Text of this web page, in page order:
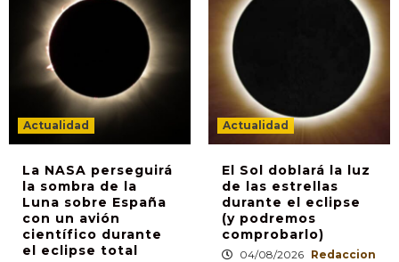
Actualidad
La NASA perseguirá
la sombra de la
Luna sobre España
con un avión
científico durante
el eclipse total
Actualidad
El Sol doblará la luz
de las estrellas
durante el eclipse
(y podremos
comprobarlo)
04/08/2026 Redaccion